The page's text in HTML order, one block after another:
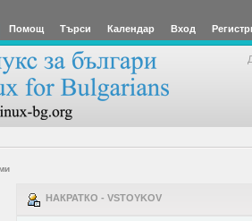
Помощ Търси Календар Вход
НАКРАТКО - VSTOYKOV